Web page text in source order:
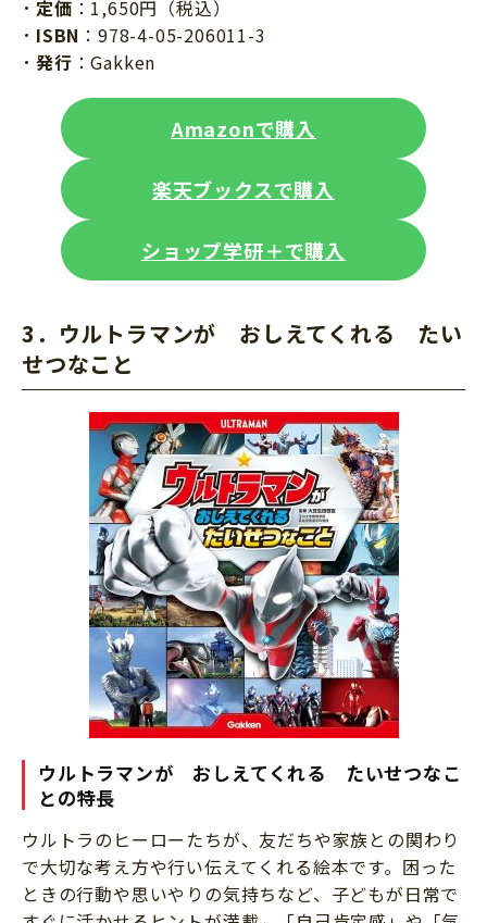
定価 ：1,650円（税込）
ISBN ：978-4-05-206011-3
発行 ：Gakken
Amazonで購入
楽天ブックスで購入
ショップ学研＋で購入
3．ウルトラマンが おしえてくれる たい
せつなこと
ウルトラマンが おしえてくれる たいせつなこ
との特長
ウルトラのヒーローたちが、友だちや家族との関わり
で大切な考え方や行い伝えてくれる絵本です。困った
ときの行動や思いやりの気持ちなど、子どもが日常で